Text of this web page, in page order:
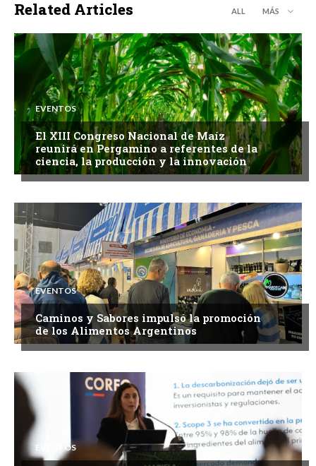
Related Articles ALL MÁS
EVENTOS
El XIII Congreso Nacional de Maíz
reunirá en Pergamino a referentes de la
ciencia, la producción y la innovación
EVENTOS
Caminos y Sabores impulsó la promoción
de los Alimentos Argentinos
EVENTOS